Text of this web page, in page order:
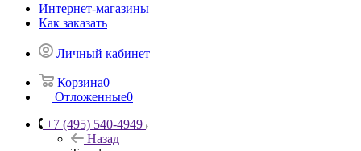
Интернет-магазины
Как заказать
Личный кабинет
Корзина0
Отложенные0
+7 (495) 540-4949
Назад